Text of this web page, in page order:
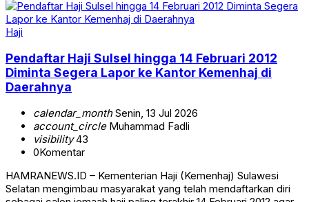
Haji
Pendaftar Haji Sulsel hingga 14 Februari 2012
Diminta Segera Lapor ke Kantor Kemenhaj di
Daerahnya
calendar_monthSenin, 13 Jul 2026
account_circleMuhammad Fadli
visibility43
0Komentar
HAMRANEWS.ID – Kementerian Haji (Kemenhaj) Sulawesi
Selatan mengimbau masyarakat yang telah mendaftarkan diri